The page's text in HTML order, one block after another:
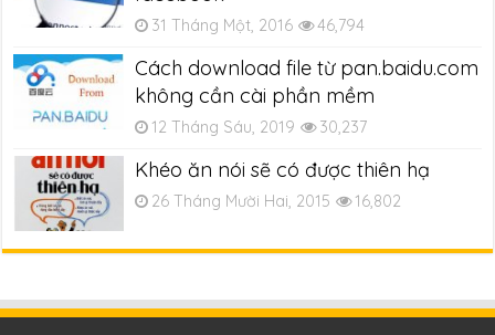
31 Tháng Một, 2016 46,794
Cách download file từ pan.baidu.com
không cần cài phần mềm
12 Tháng Sáu, 2019 30,237
Khéo ăn nói sẽ có được thiên hạ
26 Tháng Mười Hai, 2015 16,802